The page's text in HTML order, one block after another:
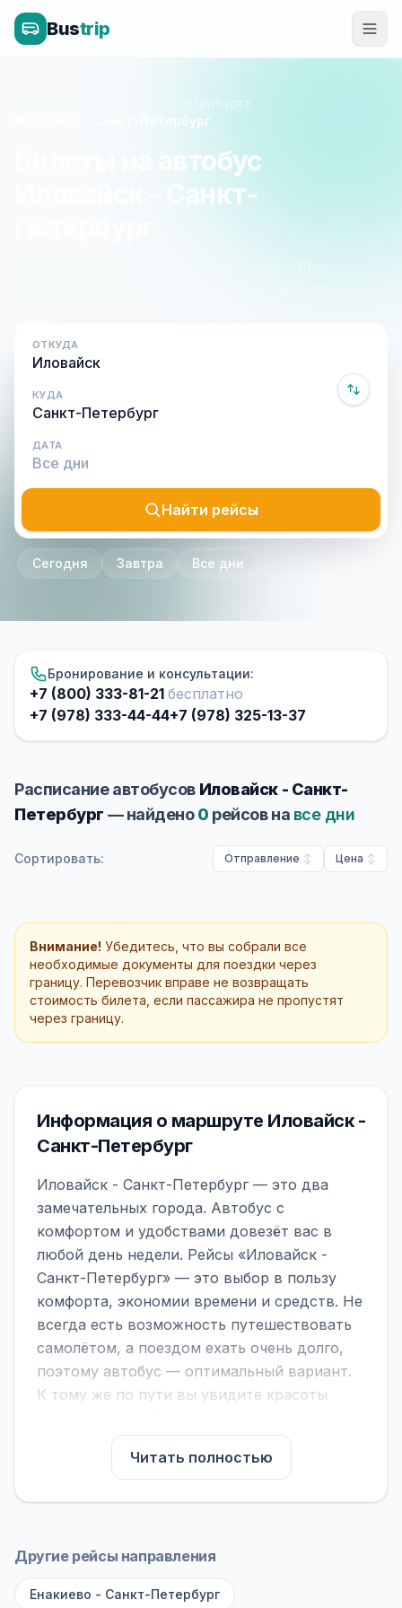
Bustrip
Донецк - Санкт-Петербург»
Иловайск - Санкт-Петербург
Билеты на автобус
Иловайск - Санкт-
ОТКУДА
КУДА
ДАТА
Найти рейсы
Сегодня Завтра Все дни
Бронирование и консультации:
+7 (800) 333-81-21 бесплатно
+7 (978) 333-44-44+7 (978) 325-13-37
Расписание автобусов Иловайск - Санкт-
Петербург — найдено0 рейсов на все дни
Сортировать: Отправление Цена
Внимание! Убедитесь, что вы собрали все
необходимые документы для поездки через
границу. Перевозчик вправе не возвращать
стоимость билета, если пассажира не пропустят
через границу.
Информация о маршруте Иловайск -
Санкт-Петербург
Иловайск - Санкт-Петербург — это два
замечательных города. Автобус с
комфортом и удобствами довезёт вас в
любой день недели. Рейсы «Иловайск -
Санкт-Петербург» — это выбор в пользу
комфорта, экономии времени и средств. Не
всегда есть возможность путешествовать
самолётом, а поездом ехать очень долго,
поэтому автобус — оптимальный вариант.
К тому же по пути вы увидите красоты
На нашем сайте вы можете найти
расписание автобусов Иловайск - Санкт-
Петербург, сравнить рейсы и выбрать
обратите внимание на микроавтобусы (8–18
большие автобусы (от 40 мест): у них лучше
Читать полностью
Другие рейсы направления
Енакиево - Санкт-Петербург